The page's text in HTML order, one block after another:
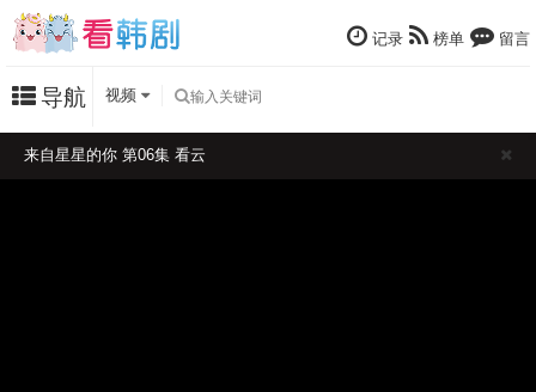
记录 榜单 留言
导航 视频
来自星星的你 第06集 看云